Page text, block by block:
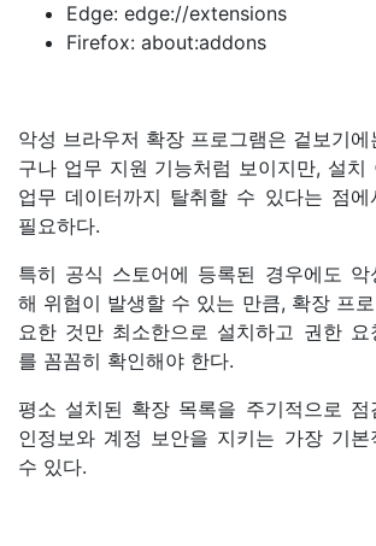
Edge: edge://extensions
Firefox: about:addons
악성 브라우저 확장 프로그램은 겉보기
구나 업무 지원 기능처럼 보이지만, 설치
업무 데이터까지 탈취할 수 있다는 점
필요하다.
특히 공식 스토어에 등록된 경우에도
해 위협이 발생할 수 있는 만큼, 확장 프
요한 것만 최소한으로 설치하고 권한
를 꼼꼼히 확인해야 한다.
평소 설치된 확장 목록을 주기적으로 점
인정보와 계정 보안을 지키는 가장 기본
수 있다.